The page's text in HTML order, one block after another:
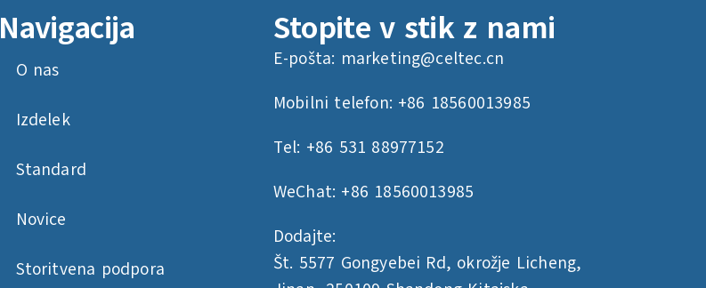
Navigacija
O nas
Izdelek
Standard
Novice
Storitvena podpora
Stopite v stik z nami
E-pošta: marketing@celtec.cn
Mobilni telefon: +86 18560013985
Tel: +86 531 88977152
WeChat: +86 18560013985
Dodajte:
Št. 5577 Gongyebei Rd, okrožje Licheng,